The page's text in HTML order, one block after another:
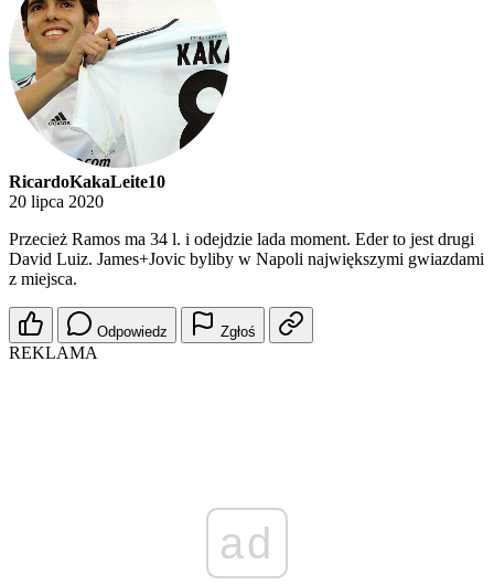
RicardoKakaLeite10
20 lipca 2020
Przecież Ramos ma 34 l. i odejdzie lada moment. Eder to jest drugi
David Luiz. James+Jovic byliby w Napoli największymi gwiazdami
z miejsca.
Odpowiedz Zgłoś
REKLAMA
ad